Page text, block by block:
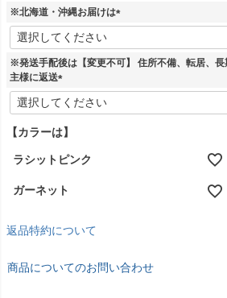
須
※北海道・沖縄お届けは
(
須
※発送手配後は【変更不可】 住所不備、転居、
主様に返送
(
必
須
)
【カラーは】
ラシットピンク
ガーネット
返品特約について
商品についてのお問い合わせ